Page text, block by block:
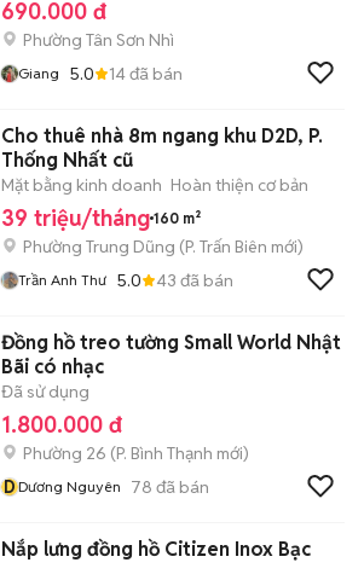
690.000 đ
Phường Tân Sơn Nhì
Giang 5.0 14đã bán
Cho thuê nhà 8m ngang khu D2D, P.
Thống Nhất cũ
Mặt bằng kinh doanh Hoàn thiện cơ bản
39 triệu/tháng 160 m²
Phường Trung Dũng (P. Trấn Biên mới)
Trần Anh Thư 5.0 43 đã bán
Đồng hồ treo tường Small World Nhật
Bãi có nhạc
Đã sử dụng
1.800.000 đ
Phường 26 (P. Bình Thạnh mới)
DDương Nguyên 78 đã bán
Nắp lưng đồng hồ Citizen Inox Bạc